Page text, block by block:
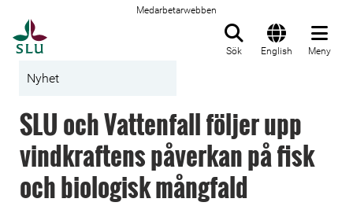
Medarbetarwebben
Sök English Meny
Nyhet
SLU och Vattenfall följer upp
vindkraftens påverkan på fisk
och biologisk mångfald